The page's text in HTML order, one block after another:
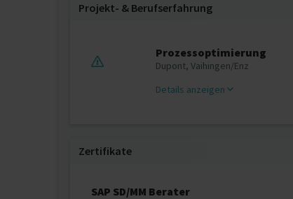
Projekt‐ & Berufserfahrung
Prozessoptimierung
Dupont, Vaihingen/Enz
Details anzeigen
Zertifikate
SAP SD/MM Berater